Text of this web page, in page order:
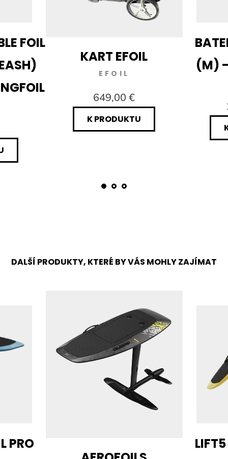
FOIL
KART EFOIL
EFOIL
649,00 €
K PRODUKTU
(M) -
DALŠÍ PRODUKTY, KTERÉ BY VÁS MOHLY ZAJÍMAT
PRO